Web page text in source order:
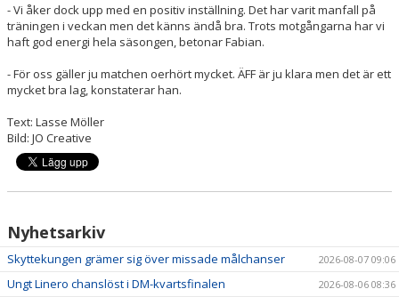
- Vi åker dock upp med en positiv inställning. Det har varit manfall på
träningen i veckan men det känns ändå bra. Trots motgångarna har vi
haft god energi hela säsongen, betonar Fabian.
- För oss gäller ju matchen oerhört mycket. ÄFF är ju klara men det är ett
mycket bra lag, konstaterar han.
Text: Lasse Möller
Bild: JO Creative
Nyhetsarkiv
Skyttekungen grämer sig över missade målchanser 2026-08-07 09:06
Ungt Linero chanslöst i DM-kvartsfinalen 2026-08-06 08:36